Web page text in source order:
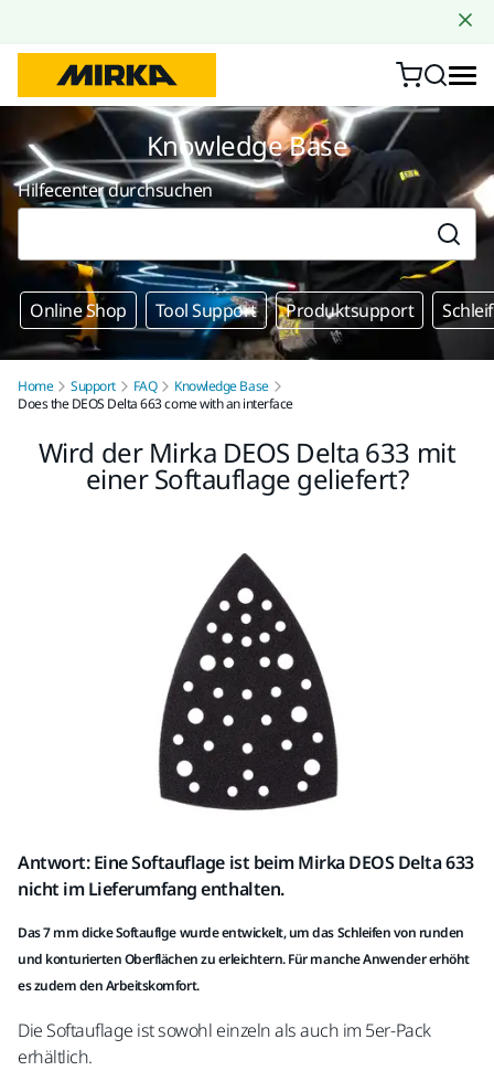
Knowledge Base
Hilfecenter durchsuchen
Online Shop Tool Support Produktsupport
Home Support FAQ
Knowledge Base
Does the DEOS Delta 663 come with an interface
Wird der Mirka DEOS Delta 633 mit
einer Softauflage geliefert?
Antwort: Eine Softauflage ist beim Mirka DEOS Delta 633
nicht im Lieferumfang enthalten.
Das 7 mm dicke Softauflge wurde entwickelt, um das Schleifen von runden
und konturierten Oberflächen zu erleichtern. Für manche Anwender erhöht
es zudem den Arbeitskomfort.
Die Softauflage ist sowohl einzeln als auch im 5er-Pack
erhältlich.